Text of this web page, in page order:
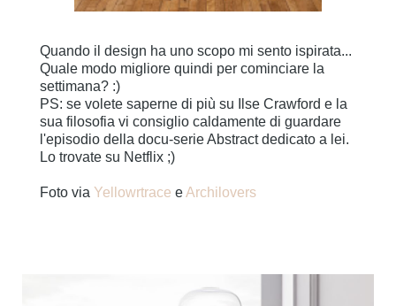
Quando il design ha uno scopo mi sento ispirata...
Quale modo migliore quindi per cominciare la
settimana? :)
PS: se volete saperne di più su Ilse Crawford e la
sua filosofia vi consiglio caldamente di guardare
l'episodio della docu-serie Abstract dedicato a lei.
Lo trovate su Netflix ;)
Foto via Yellowrtrace eArchilovers